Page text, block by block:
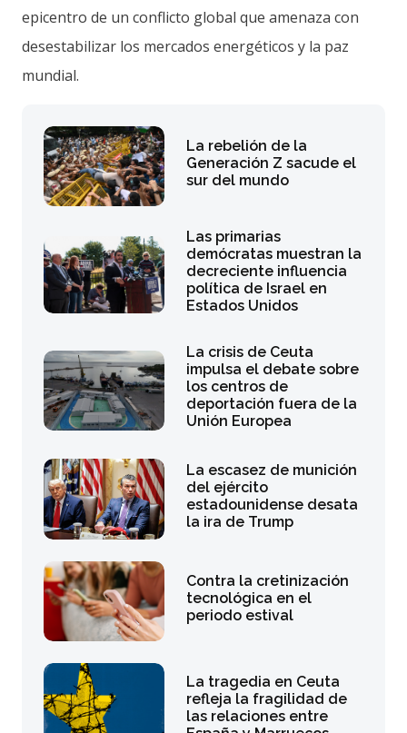
epicentro de un conflicto global que amenaza con
desestabilizar los mercados energéticos y la paz
mundial.
La rebelión de la
Generación Z sacude el
sur del mundo
Las primarias
demócratas muestran la
decreciente influencia
política de Israel en
Estados Unidos
La crisis de Ceuta
impulsa el debate sobre
los centros de
deportación fuera de la
Unión Europea
La escasez de munición
del ejército
estadounidense desata
la ira de Trump
Contra la cretinización
tecnológica en el
periodo estival
La tragedia en Ceuta
refleja la fragilidad de
las relaciones entre